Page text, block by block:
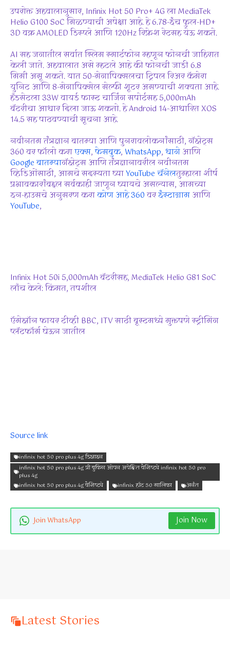
उपरोक्त अहवालानुसार, Infinix Hot 50 Pro+ 4G ला MediaTek
Helio G100 SoC मिळण्याची अपेक्षा आहे. हे 6.78-इंच फुल-HD+
3D वक्र AMOLED डिस्प्ले आणि 120Hz रिफ्रेश रेटसह येऊ शकते.
AI सह जगातील सर्वात स्लिम स्मार्टफोन म्हणून फोनची जाहिरात
केली जाते. अहवालात असे म्हटले आहे की फोनची जाडी 6.8
मिमी असू शकते. यात 50-मेगापिक्सलचा ट्रिपल रिअर कॅमेरा
युनिट आणि 8-मेगापिक्सेल सेल्फी शूटर असण्याची शक्यता आहे.
हँडसेटला 33W वायर्ड फास्ट चार्जिंग सपोर्टसह 5,000mAh
बॅटरीचा आधार दिला जाऊ शकतो. हे Android 14-आधारित XOS
14.5 सह पाठवण्याची सूचना आहे.
नवीनतम तंत्रज्ञान बातम्या आणि पुनरावलोकनांसाठी, गॅझेट्स
360 वर फॉलो कराएक्स,फेसबुक, WhatsApp, धागेआणि
Google बातम्यागॅझेट्स आणि तंत्रज्ञानावरील नवीनतम
व्हिडिओंसाठी, आमचे सदस्यता घ्याYouTube चॅनेलतुम्हाला शीर्ष
प्रभावकारांबद्दल सर्वकाही जाणून घ्यायचे असल्यास, आमच्या
इन-हाउसचे अनुसरण कराकोण आहे 360वरइंस्टाग्रामआणि
YouTube,
Infinix Hot 50i 5,000mAh बॅटरीसह, MediaTek Helio G81 SoC
लाँच केले: किंमत, तपशील
ऍमेझॉन फायर टीव्ही BBC, ITV साठी बूस्टमध्ये मुक्तपणे स्ट्रीमिंग
प्लॅटफॉर्म घेऊन जातील
Source link
infinix hot 50 pro plus 4g डिझाइन
infinix hot 50 pro plus 4g प्री बुकिंग ओपन अपेक्षित वैशिष्ट्ये infinix hot 50 pro
plus 4g
infinix hot 50 pro plus 4g वैशिष्ट्ये
infinix हॉट 50 मालिका अनंत
Join WhatsApp Join Now
Latest Stories